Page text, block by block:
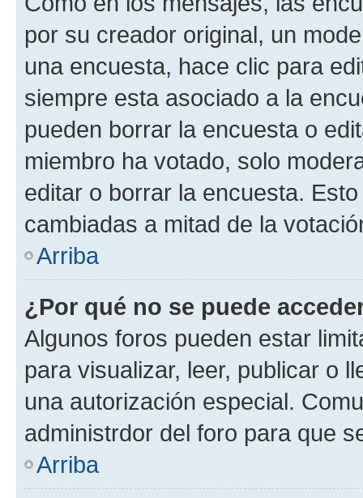
por su creador original, un
una encuesta, hace clic para
siempre esta asociado a la
pueden borrar la encuesta o
miembro ha votado, solo
editar o borrar la encuesta.
cambiadas a mitad de la
Arriba
¿Por qué no se puede
Algunos foros pueden estar
para visualizar, leer, publicar o
una autorización especial.
administrdor del foro para que
Arriba